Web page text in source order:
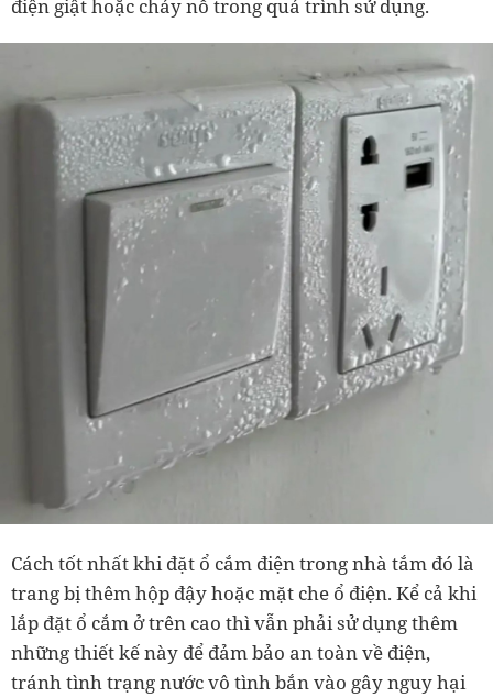
điện giật hoặc cháy nổ trong quá trình sử dụng.
Cách tốt nhất khi đặt ổ cắm điện trong nhà tắm đó là
trang bị thêm hộp đậy hoặc mặt che ổ điện. Kể cả khi
lắp đặt ổ cắm ở trên cao thì vẫn phải sử dụng thêm
những thiết kế này để đảm bảo an toàn về điện,
tránh tình trạng nước vô tình bắn vào gây nguy hại